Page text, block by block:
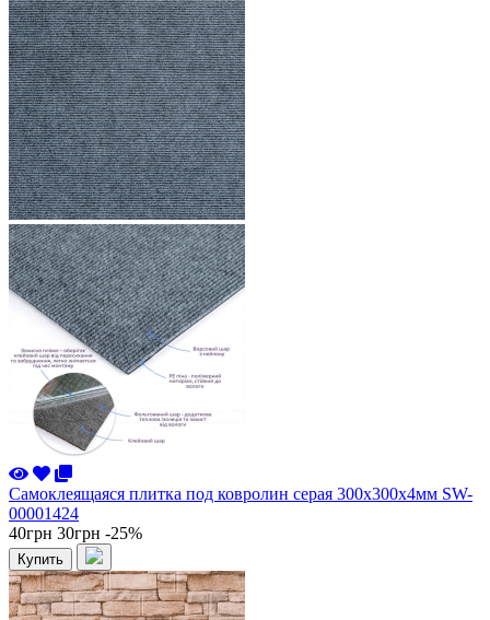
Самоклеящаяся плитка под ковролин серая 300х300х4мм SW-
00001424
40грн 30грн -25%
Купить